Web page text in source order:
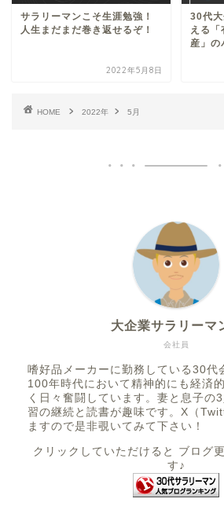
サラリーマンこそ生涯勉強！
人生まだまだ巻き返せるぞ！
2022年5月8日
30代
える
産」の
HOME 2022年 5月
会社員
大企業サラリーマ
嗜好品メーカーに勤務している30代
100年時代において精神的にも経済
く日々奮闘しています。妻と息子の
習の継続と読書が趣味です。X（
ますので是非覗いてみて下さい！
クリックしていただけると ブログ
す♪